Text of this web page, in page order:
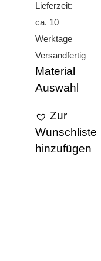
Lieferzeit:
ca. 10
Werktage
Versandfertig
Material
Auswahl
Zur
Wunschliste
hinzufügen